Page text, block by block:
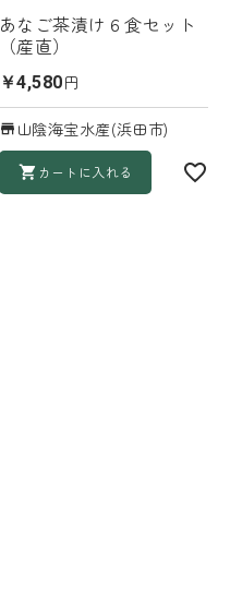
あなご茶漬け６食セット
（産直）
￥4,580円
山陰海宝水産(浜田市)
カートに入れる